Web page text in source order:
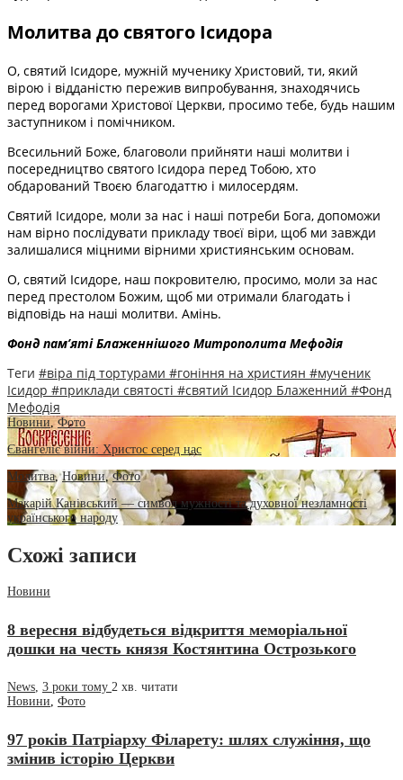
Молитва до святого Ісидора
О, святий Ісидоре, мужній мученику Христовий, ти, який
вірою і відданістю пережив випробування, знаходячись
перед ворогами Христової Церкви, просимо тебе, будь нашим
заступником і помічником.
Всесильний Боже, благоволи прийняти наші молитви і
посередництво святого Ісидора перед Тобою, хто
обдарований Твоєю благодаттю і милосердям.
Святий Ісидоре, моли за нас і наші потреби Бога, допоможи
нам вірно послідувати прикладу твоєї віри, щоб ми завжди
залишалися міцними вірними християнським основам.
О, святий Ісидоре, наш покровителю, просимо, моли за нас
перед престолом Божим, щоб ми отримали благодать і
відповідь на наші молитви. Амінь.
Фонд пам’яті Блаженнішого Митрополита Мефодія
Теги #віра під тортурами #гоніння на християн #мученик
Ісидор #приклади святості #святий Ісидор Блаженний #Фонд
Мефодія
Новини,Фото
Євангеліє війни: Христос серед нас
Молитва,Новини,Фото
Макарій Канівський — символ мужності та духовної незламності
українського народу
Схожі записи
Новини
8 вересня відбудеться відкриття меморіальної
дошки на честь князя Костянтина Острозького
News, 3 роки тому 2 хв. читати
Новини, Фото
97 років Патріарху Філарету: шлях служіння, що
змінив історію Церкви